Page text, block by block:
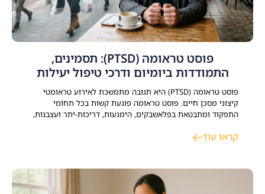
פוסט טראומה (PTSD): תסמינים,
התמודדות ביומיום ודרכי טיפול יעילות
פוסט טראומה (PTSD) היא תגובה מתמשכת לאירוע טראומטי
קיצוני מסכן חיים. פוסט טראומה פוגעת קשות בכל תחומי
התפקוד ומתבטאת בפלאשבקים, הימנעות, דריכות-יתר ועצבנות,
ותעסוקתיים. קיימים כיום טיפולים יעילים ומוכחים – הכוללים
קראו עוד